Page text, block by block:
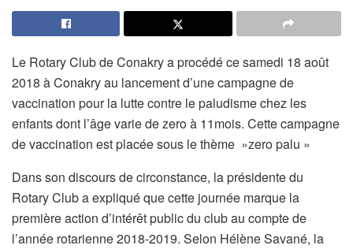
Le Rotary Club de Conakry a procédé ce samedi 18 août
2018 à Conakry au lancement d’une campagne de
vaccination pour la lutte contre le paludisme chez les
enfants dont l’âge varie de zero à 11mois. Cette campagne
de vaccination est placée sous le thème »zero palu »
Dans son discours de circonstance, la présidente du
Rotary Club a expliqué que cette journée marque la
première action d’intérêt public du club au compte de
l’année rotarienne 2018-2019. Selon Hélène Savané, la